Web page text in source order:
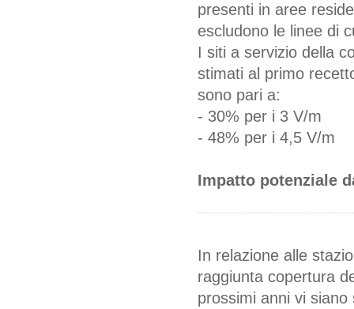
presenti in aree
escludono le linee di
I siti a servizio della
stimati al primo
sono pari a:
- 30% per i 3 V/m
- 48% per i 4,5 V/m
Impatto potenziale
In relazione alle
raggiunta copertura
prossimi anni vi